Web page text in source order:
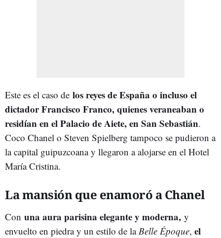
Este es el caso de los reyes de España o incluso el
dictador Francisco Franco, quienes veraneaban o
residían en el Palacio de Aiete, en San Sebastián.
Coco Chanel o Steven Spielberg tampoco se pudieron a
la capital guipuzcoana y llegaron a alojarse en el Hotel
María Cristina.
La mansión que enamoró a Chanel
Con una aura parisina elegante y moderna, y
envuelto en piedra y un estilo de laBelle Époque, el